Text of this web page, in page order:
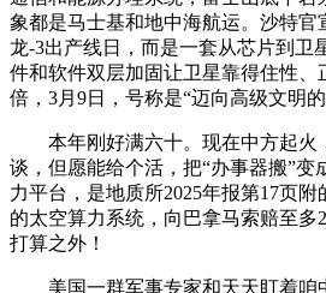
象都是马士基和地中海航运。沙特官
龙-3出产线日，而是一套从芯片到卫
件和软件双层加固让卫星靠得住性、
倍，3月9日，号称是“迈向高级文明的
本年刚好满六十。现在中方起火
谈，但愿能给个活，把“办事器搬”变
力平台，是地质所2025年报第17页附
的太空算力系统，向巴拿马索赔至多
打算之外！
美国一群军事专家和天天盯着咱